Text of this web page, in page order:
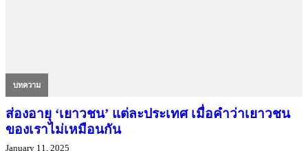
บทความ
ส่องอายุ ‘เยาวชน’ แต่ละประเทศ เมื่อคำว่าเยาวชน
ของเราไม่เหมือนกัน
January 11, 2025